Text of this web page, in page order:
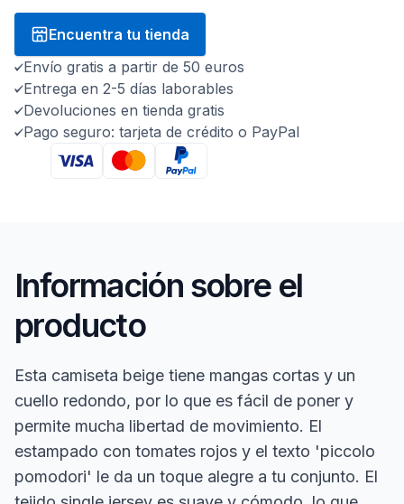
Encuentra tu tienda
Envío gratis a partir de 50 euros
Entrega en 2-5 días laborables
Devoluciones en tienda gratis
Pago seguro: tarjeta de crédito o PayPal
Información sobre el
producto
Esta camiseta beige tiene mangas cortas y un
cuello redondo, por lo que es fácil de poner y
permite mucha libertad de movimiento. El
estampado con tomates rojos y el texto 'piccolo
pomodori' le da un toque alegre a tu conjunto. El